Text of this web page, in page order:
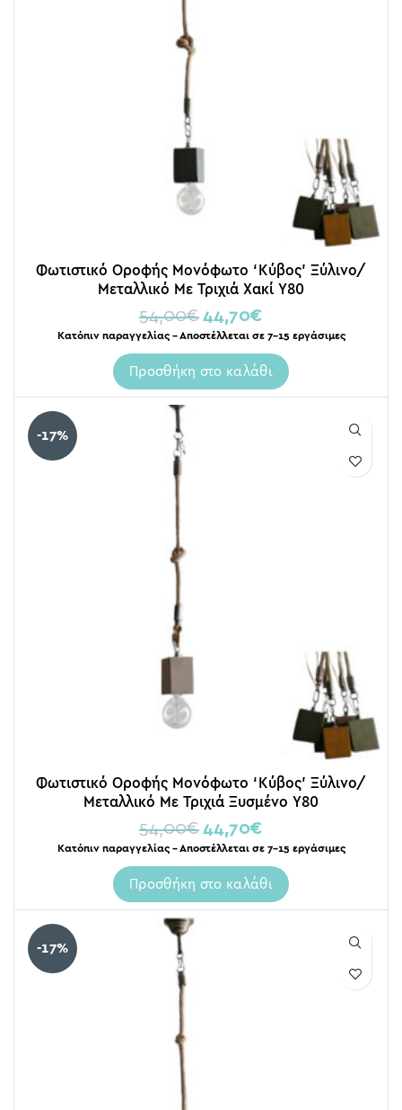
Φωτιστικό Οροφής Μονόφωτο ‘Κύβος’ Ξύλινο/
Μεταλλικό Με Τριχιά Χακί Υ80
54,00€ 44,70€
Κατόπιν παραγγελίας – Αποστέλλεται σε 7-15 εργάσιμες
Προσθήκη στο καλάθι
-17%
Φωτιστικό Οροφής Μονόφωτο ‘Κύβος’ Ξύλινο/
Μεταλλικό Με Τριχιά Ξυσμένο Υ80
54,00€ 44,70€
Κατόπιν παραγγελίας – Αποστέλλεται σε 7-15 εργάσιμες
Προσθήκη στο καλάθι
-17%